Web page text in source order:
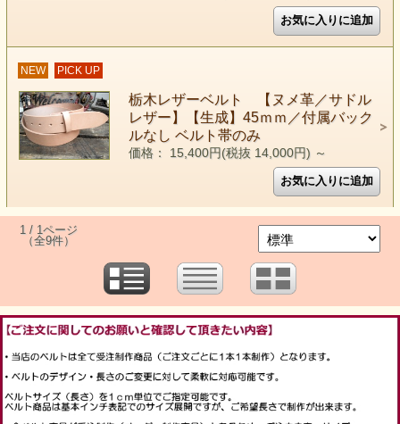
NEW PICK UP
栃木レザーベルト 【ヌメ革／サドル
レザー】【生成】45ｍｍ／付属バック
ルなし ベルト帯のみ
価格： 15,400円(税抜 14,000円) ～
1 / 1ページ
（全9件）